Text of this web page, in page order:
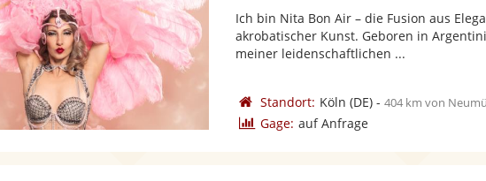
Ich bin Nita Bon Air – die Fusion aus
akrobatischer Kunst. Geboren in
meiner leidenschaftlichen ...
Standort: Köln (DE)- 404 km von
Gage: auf Anfrage